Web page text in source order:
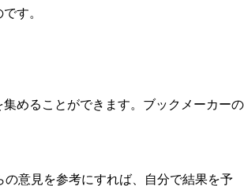
す。
めることができます。ブックメーカーの
意見を参考にすれば、自分で結果を予